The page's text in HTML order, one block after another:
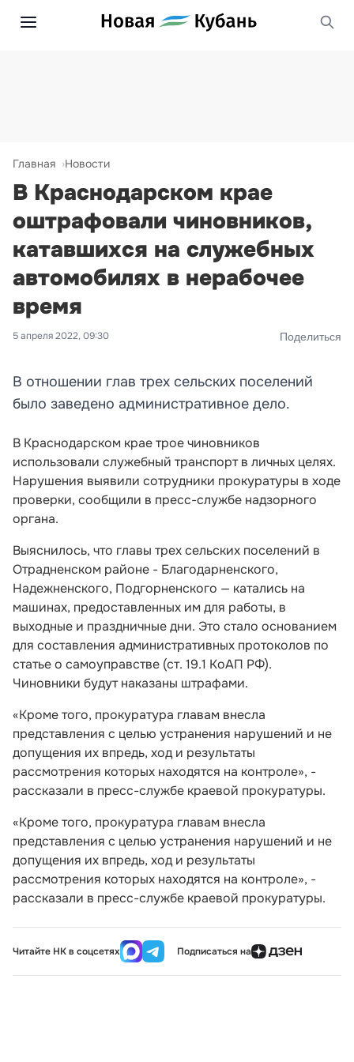
Главная Новости
В Краснодарском крае
оштрафовали чиновников,
катавшихся на служебных
автомобилях в нерабочее
время
5 апреля 2022, 09:30 Поделиться
В отношении глав трех сельских поселений
было заведено административное дело.
В Краснодарском крае трое чиновников
использовали служебный транспорт в личных целях.
Нарушения выявили сотрудники прокуратуры в ходе
проверки, сообщили в пресс-службе надзорного
органа.
Выяснилось, что главы трех сельских поселений в
Отрадненском районе - Благодарненского,
Надежненского, Подгорненского — катались на
машинах, предоставленных им для работы, в
выходные и праздничные дни. Это стало основанием
для составления административных протоколов по
статье о самоуправстве (ст. 19.1 КоАП РФ).
Чиновники будут наказаны штрафами.
«Кроме того, прокуратура главам внесла
представления с целью устранения нарушений и не
допущения их впредь, ход и результаты
рассмотрения которых находятся на контроле», -
рассказали в пресс-службе краевой прокуратуры.
«Кроме того, прокуратура главам внесла
представления с целью устранения нарушений и не
допущения их впредь, ход и результаты
рассмотрения которых находятся на контроле», -
рассказали в пресс-службе краевой прокуратуры.
Читайте НК в соцсетях Подписаться на